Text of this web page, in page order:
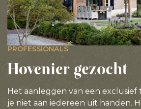
PROFESSIONALS
Hovenier gezocht
Het aanleggen van een
je niet aan iedereen uit handen.